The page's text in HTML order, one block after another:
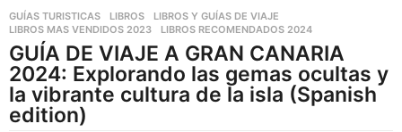
GUÍAS TURISTICAS ,LIBROS ,LIBROS Y GUÍAS DE VIAJE
LIBROS MAS VENDIDOS 2023
,LIBROS RECOMENDADOS 2024
GUÍA DE VIAJE A GRAN CANARIA
2024: Explorando las gemas ocultas y
la vibrante cultura de la isla (Spanish
edition)